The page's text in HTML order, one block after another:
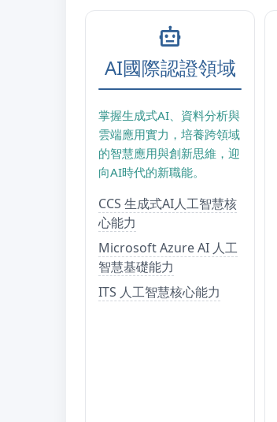
AI國際認證領域
掌握生成式AI、資料分析與
雲端應用實力，培養跨領域
的智慧應用與創新思維，迎
向AI時代的新職能。
CCS 生成式AI人工智慧核
心能力
Microsoft Azure AI 人工
智慧基礎能力
ITS 人工智慧核心能力